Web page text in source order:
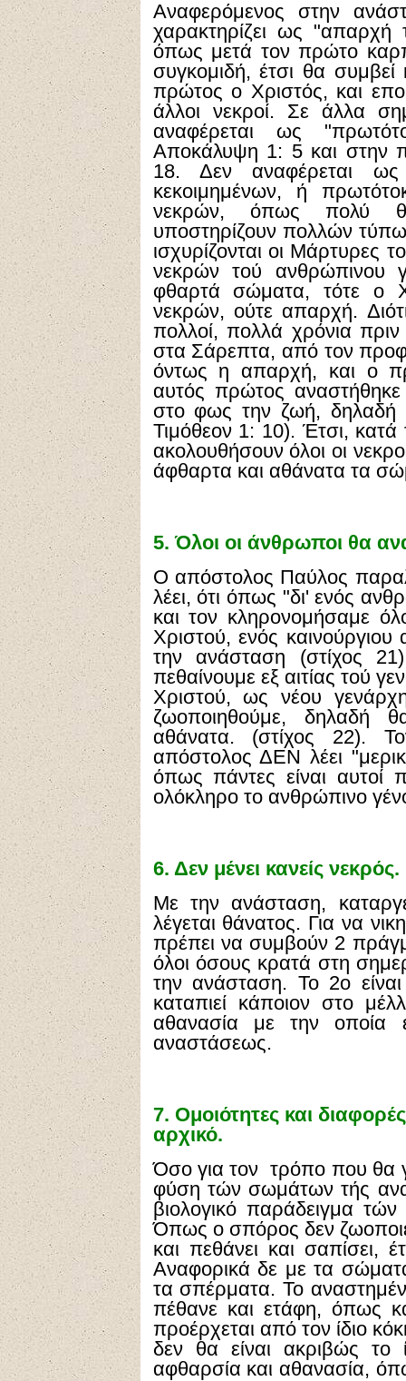
Αναφερόμενος στην
χαρακτηρίζει ως "απαρχή
όπως μετά τον πρώτο
συγκομιδή, έτσι θα
πρώτος ο Χριστός, και
άλλοι νεκροί. Σε άλλα
αναφέρεται ως
Αποκάλυψη 1: 5 και στην
18. Δεν αναφέρεται ως
κεκοιμημένων, ή
νεκρών, όπως πολύ
υποστηρίζουν πολλών
ισχυρίζονται οι Μάρτυρες
νεκρών τού ανθρώπινου
φθαρτά σώματα, τότε ο
νεκρών, ούτε απαρχή.
πολλοί, πολλά χρόνια
στα Σάρεπτα, από τον
όντως η απαρχή, και ο
αυτός πρώτος
στο φως την ζωή, δηλαδή
Τιμόθεον 1: 10). Έτσι,
ακολουθήσουν όλοι οι
άφθαρτα και αθάνατα τα
5.Όλοι οι άνθρωποι θα
Ο απόστολος Παύλος
λέει, ότι όπως "δι' ενός
και τον κληρονομήσαμε
Χριστού, ενός
την ανάσταση (στίχος
πεθαίνουμε εξ αιτίας τού
Χριστού, ως νέου
ζωοποιηθούμε, δηλαδή
αθάνατα. (στίχος 22).
απόστολος ΔΕΝ λέει
όπως πάντες είναι αυτοί
ολόκληρο το ανθρώπινο
6. Δεν μένει κανείς νεκρός.
Με την ανάσταση,
λέγεται θάνατος. Για να
πρέπει να συμβούν 2
όλοι όσους κρατά στη
την ανάσταση. Το 2ο
καταπιεί κάποιον στο
αθανασία με την οποία
αναστάσεως.
7. Ομοιότητες και
αρχικό.
Όσο για τον τρόπο που θα
φύση τών σωμάτων τής
βιολογικό παράδειγμα
Όπως ο σπόρος δεν
και πεθάνει και σαπίσει,
Αναφορικά δε με τα
τα σπέρματα. Το
πέθανε και ετάφη, όπως
προέρχεται από τον ίδιο
δεν θα είναι ακριβώς το
αφθαρσία και αθανασία,